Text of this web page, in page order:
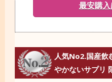
最安購
人気No2.国産飲
やかないサプリ